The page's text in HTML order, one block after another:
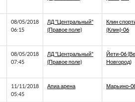
08/05/2018
06:15
ЛД "Центральный"
(Правое поле)
Клин
(Клин)-06
08/05/2018
07:45
ЛД "Центральный"
(Правое поле)
Йети-06
Новгород)
11/11/2018
05:45
Апиа арена Марьино-